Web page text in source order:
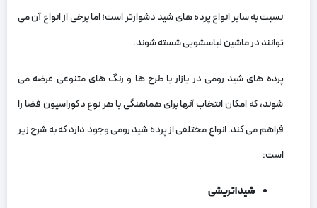
نسبت به سایر انواع پرده‌ های شید دشوارتر است؛ اما برخی از انواع آن می‌
توانند در ماشین لباسشویی شسته شوند.
پرده‌ های شید رومی در بازار با طرح‌ ها و رنگ‌ های متنوعی عرضه می‌
شوند، که امکان انتخاب آنها برای هماهنگی با هر نوع دکوراسیون فضا را
فراهم می‌ کند. انواع مختلفی از پرده شید رومی وجود دارد که به شرح زیر
است:
شید اتریشی